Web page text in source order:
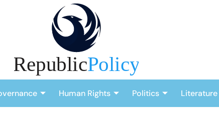
Human Rights Politics Literature